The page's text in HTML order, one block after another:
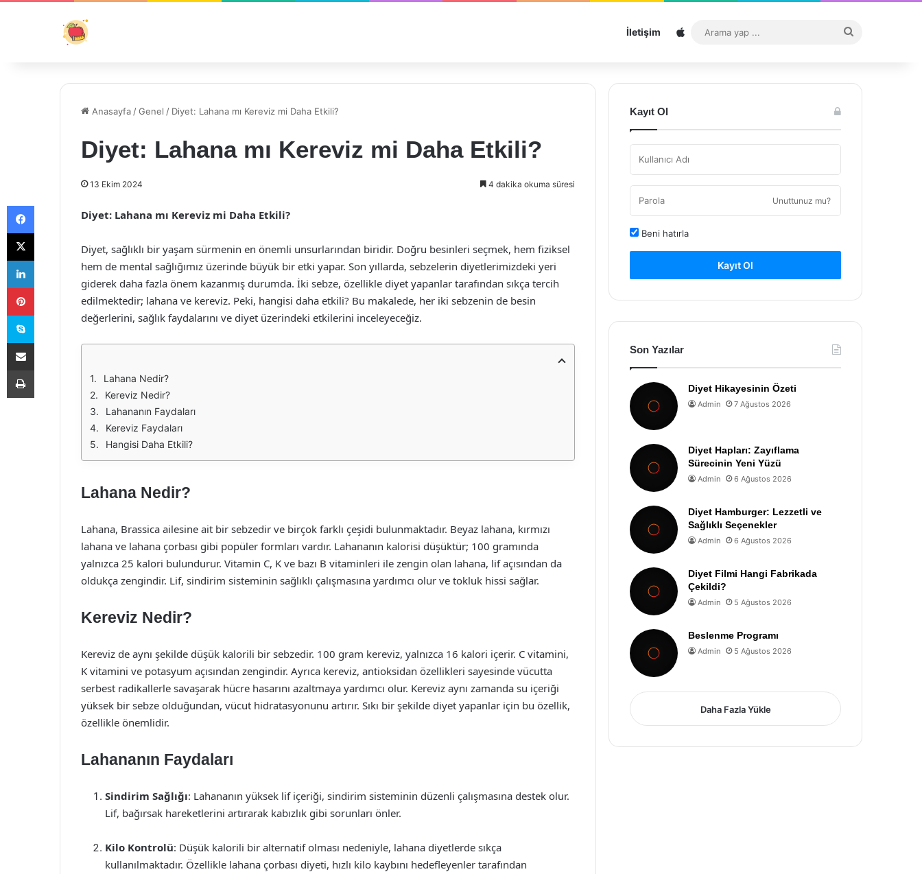
İletişim Sitemap
...
Anasayfa /Genel / Diyet: Lahana mı Kereviz mi Daha Etkili?
Diyet: Lahana mı Kereviz mi Daha Etkili?
13 Ekim 2024 4 dakika okuma süresi
Diyet: Lahana mı Kereviz mi Daha Etkili?
Diyet, sağlıklı bir yaşam sürmenin en önemli unsurlarından biridir. Doğru besinleri seçmek, hem fiziksel
hem de mental sağlığımız üzerinde büyük bir etki yapar. Son yıllarda, sebzelerin diyetlerimizdeki yeri
giderek daha fazla önem kazanmış durumda. İki sebze, özellikle diyet yapanlar tarafından sıkça tercih
edilmektedir; lahana ve kereviz. Peki, hangisi daha etkili? Bu makalede, her iki sebzenin de besin
değerlerini, sağlık faydalarını ve diyet üzerindeki etkilerini inceleyeceğiz.
Lahana Nedir?
Kereviz Nedir?
Lahananın Faydaları
Kereviz Faydaları
Hangisi Daha Etkili?
Lahana Nedir?
Lahana, Brassica ailesine ait bir sebzedir ve birçok farklı çeşidi bulunmaktadır. Beyaz lahana, kırmızı
lahana ve lahana çorbası gibi popüler formları vardır. Lahananın kalorisi düşüktür; 100 gramında
yalnızca 25 kalori bulundurur. Vitamin C, K ve bazı B vitaminleri ile zengin olan lahana, lif açısından da
oldukça zengindir. Lif, sindirim sisteminin sağlıklı çalışmasına yardımcı olur ve tokluk hissi sağlar.
Kereviz Nedir?
Kereviz de aynı şekilde düşük kalorili bir sebzedir. 100 gram kereviz, yalnızca 16 kalori içerir. C vitamini,
K vitamini ve potasyum açısından zengindir. Ayrıca kereviz, antioksidan özellikleri sayesinde vücutta
serbest radikallerle savaşarak hücre hasarını azaltmaya yardımcı olur. Kereviz aynı zamanda su içeriği
yüksek bir sebze olduğundan, vücut hidratasyonunu artırır. Sıkı bir şekilde diyet yapanlar için bu özellik,
özellikle önemlidir.
Lahananın Faydaları
Sindirim Sağlığı: Lahananın yüksek lif içeriği, sindirim sisteminin düzenli çalışmasına destek olur.
Lif, bağırsak hareketlerini artırarak kabızlık gibi sorunları önler.
Kilo Kontrolü: Düşük kalorili bir alternatif olması nedeniyle, lahana diyetlerde sıkça
kullanılmaktadır. Özellikle lahana çorbası diyeti, hızlı kilo kaybını hedefleyenler tarafından
Kayıt Ol
Unuttunuz mu?
Beni hatırla
Kayıt Ol
Son Yazılar
Diyet Hikayesinin Özeti
Admin 7 Ağustos 2026
Diyet Hapları: Zayıflama
Sürecinin Yeni Yüzü
Admin 6 Ağustos 2026
Diyet Hamburger: Lezzetli ve
Sağlıklı Seçenekler
Admin 6 Ağustos 2026
Diyet Filmi Hangi Fabrikada
Çekildi?
Admin 5 Ağustos 2026
Beslenme Programı
Admin 5 Ağustos 2026
Daha Fazla Yükle
Facebook
X
LinkedIn
Pinterest
Skype
E-Posta ile paylaş